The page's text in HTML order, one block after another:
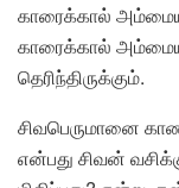
காரைக்கால்
காரைக்கால்
தெரிந்திருக்கும்.
சிவபெருமானை
என்பது சிவன்